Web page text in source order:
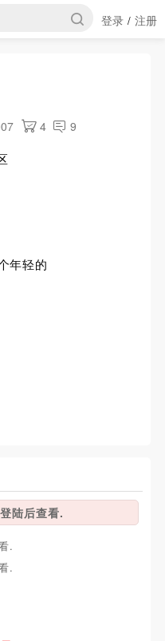
登录 / 注册
4 9
年轻的
陆后查看.
.
.